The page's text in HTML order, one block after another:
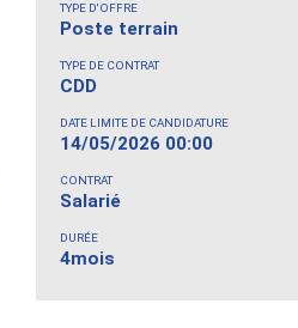
TYPE D'OFFRE
Poste terrain
TYPE DE CONTRAT
CDD
DATE LIMITE DE CANDIDATURE
14/05/2026 00:00
CONTRAT
Salarié
DURÉE
4mois